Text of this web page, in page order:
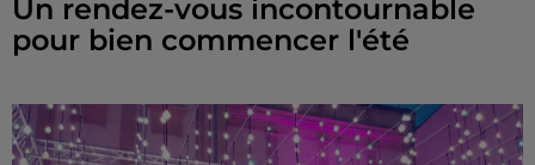
Un rendez-vous incontournable
pour bien commencer l'été